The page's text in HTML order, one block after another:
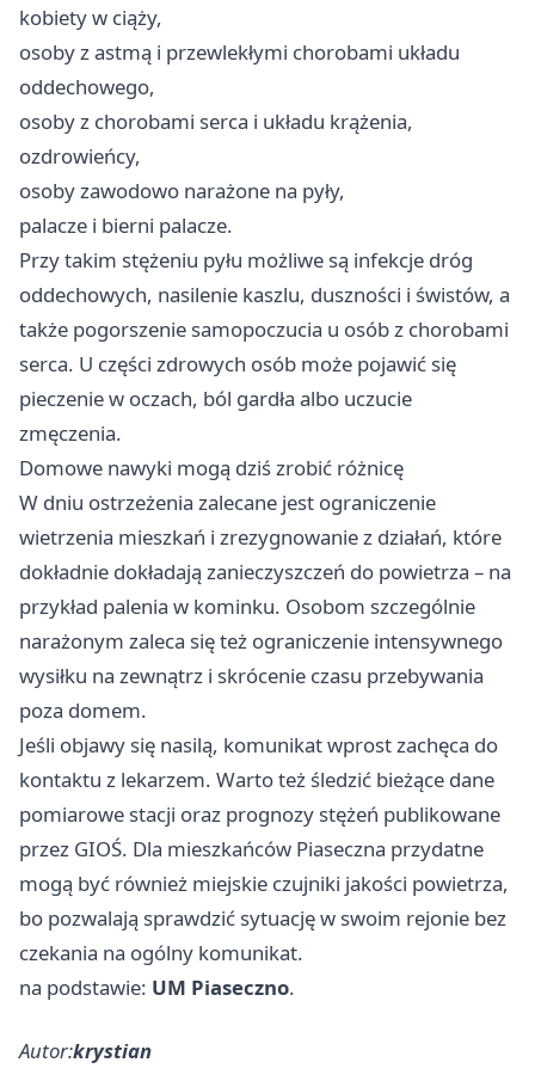
kobiety w ciąży,
osoby z astmą i przewlekłymi chorobami układu
oddechowego,
osoby z chorobami serca i układu krążenia,
ozdrowieńcy,
osoby zawodowo narażone na pyły,
palacze i bierni palacze.
Przy takim stężeniu pyłu możliwe są infekcje dróg
oddechowych, nasilenie kaszlu, duszności i świstów, a
także pogorszenie samopoczucia u osób z chorobami
serca. U części zdrowych osób może pojawić się
pieczenie w oczach, ból gardła albo uczucie
zmęczenia.
Domowe nawyki mogą dziś zrobić różnicę
W dniu ostrzeżenia zalecane jest ograniczenie
wietrzenia mieszkań i zrezygnowanie z działań, które
dokładnie dokładają zanieczyszczeń do powietrza – na
przykład palenia w kominku. Osobom szczególnie
narażonym zaleca się też ograniczenie intensywnego
wysiłku na zewnątrz i skrócenie czasu przebywania
poza domem.
Jeśli objawy się nasilą, komunikat wprost zachęca do
kontaktu z lekarzem. Warto też śledzić bieżące dane
pomiarowe stacji oraz prognozy stężeń publikowane
przez GIOŚ. Dla mieszkańców Piaseczna przydatne
mogą być również miejskie czujniki jakości powietrza,
bo pozwalają sprawdzić sytuację w swoim rejonie bez
czekania na ogólny komunikat.
na podstawie: UM Piaseczno.
Autor:krystian